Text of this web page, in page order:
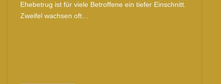
Ehebetrug ist für viele Betroffene ein tiefer Einschnitt.
Zweifel wachsen oft…